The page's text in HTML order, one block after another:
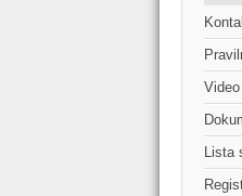
Video
Lista